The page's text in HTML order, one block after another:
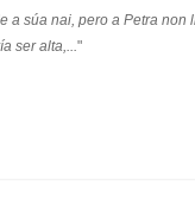
a súa nai, pero a Petra non
ser alta,..."